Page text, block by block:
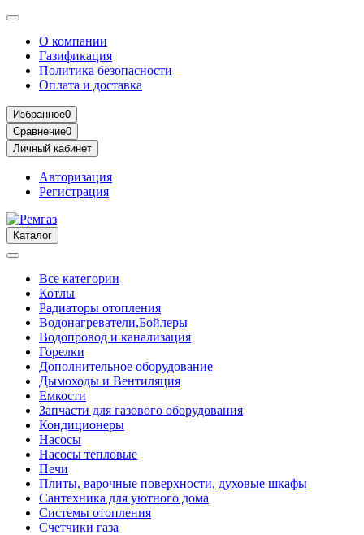
О компании
Газификация
Политика безопасности
Оплата и доставка
Избранное0
Сравнение0
Личный кабинет
Авторизация
Регистрация
Каталог
Все категории
Котлы
Радиаторы отопления
Водонагреватели,Бойлеры
Водопровод и канализация
Горелки
Дополнительное оборудование
Дымоходы и Вентиляция
Емкости
Запчасти для газового оборудования
Кондиционеры
Насосы
Насосы тепловые
Печи
Плиты, варочные поверхности, духовые шкафы
Сантехника для уютного дома
Системы отопления
Счетчики газа